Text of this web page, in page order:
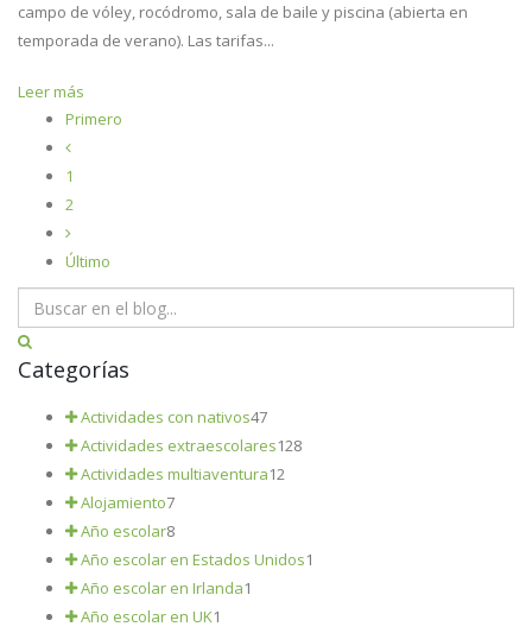
campo de vóley, rocódromo, sala de baile y piscina (abierta en
temporada de verano). Las tarifas...
Leer más
Primero
1
2
Último
Categorías
Actividades con nativos47
Actividades extraescolares128
Actividades multiaventura12
Alojamiento7
Año escolar8
Año escolar en Estados Unidos1
Año escolar en Irlanda1
Año escolar en UK1